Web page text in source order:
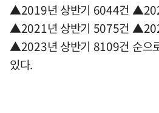
▲2019년 상반기 6044건
▲2021년 상반기 5075건
▲2023년 상반기 8109건 순으
있다.